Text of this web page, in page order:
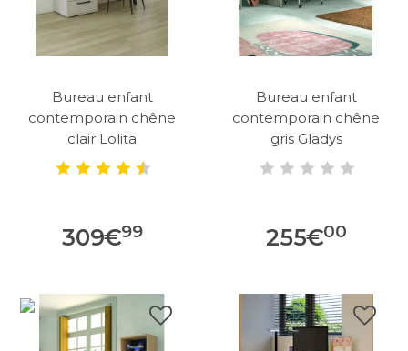
Bureau enfant
contemporain chêne
clair Lolita
309€99
Bureau enfant
contemporain chêne
gris Gladys
255€00